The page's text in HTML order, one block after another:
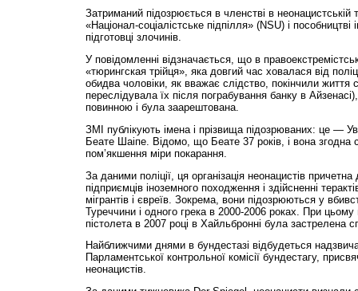
Затриманий підозрюється в членстві в неонацистській
«Націонал-соціалістське підпілля» (NSU) і
підготовці злочинів.
У повідомленні відзначається, що в
«тюрингская трійця», яка довгий час ховалася від
обидва чоловіки, як вважає слідство, покінчили життя
переслідувала їх після пограбування банку в
повинною і була заарештована.
ЗМІ публікують імена і прізвища підозрюваних: це —
Беате Шаіпе. Відомо, що Беате 37 років, і вона згодна
пом’якшення міри покарання.
За даними поліції, ця організація неонацистів причетна
підприємців іноземного походження і здійсненні
мігрантів і євреїв. Зокрема, вони підозрюються у
Туреччини і одного грека в 2000-2006 роках. При
пістолета в 2007 році в Хайльбронні була застрелена
Найближчими днями в бундестазі відбудеться
Парламентської контрольної комісії бундестагу,
неонацистів.